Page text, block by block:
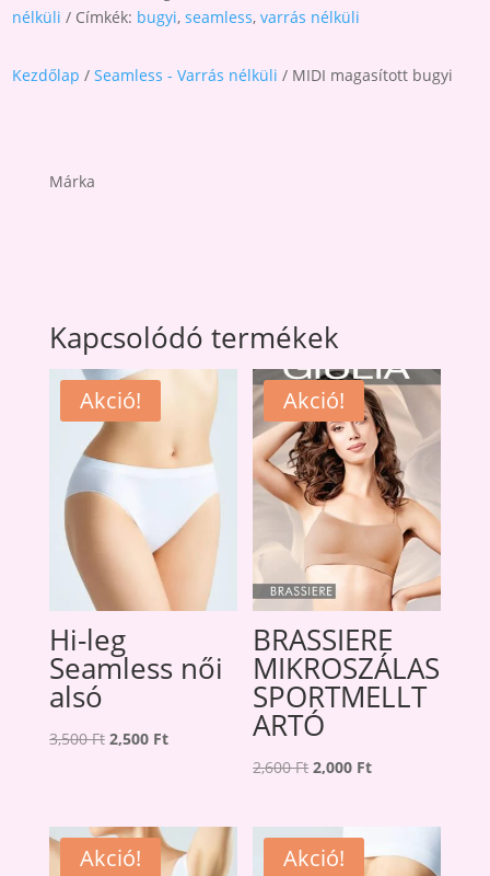
nélküli
Címkék: bugyi,seamless,varrás nélküli
Kezdőlap /Seamless - Varrás nélküli / MIDI magasított bugyi
Márka
Kapcsolódó termékek
Akció!
Hi-leg
Seamless női
alsó
3,500Ft Original
3,500 Ft.
2,500 FtCurrent
2,500 Ft.
Akció!
BRASSIERE
MIKROSZÁLAS
SPORTMELLT
ARTÓ
2,600Ft Original
was:
2,600 Ft.
2,000 FtCurrent
2,000 Ft.
Akció! Akció!